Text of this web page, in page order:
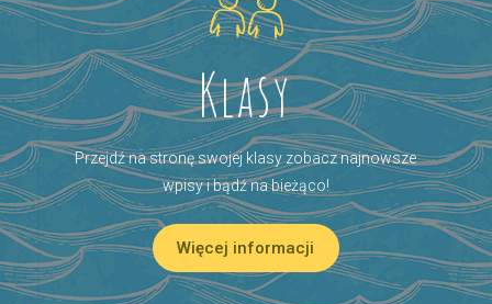
Klasy
Przejdź na stronę swojej klasy zobacz najnowsze
wpisy i bądź na bieżąco!
Więcej informacji